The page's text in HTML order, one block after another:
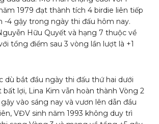
1979 đạt thành tích 4 birdie liên tiếp
-4 gậy trong ngày thi đấu hôm nay.
Hữu Quyết và hạng 7 thuộc về
tổng điểm sau 3 vòng lần lượt là +1
dù bắt đầu ngày thi đấu thứ hai dưới
lợi, Lina Kim vẫn hoàn thành Vòng 2
vào sáng nay và vươn lên dẫn đầu
VĐV sinh năm 1993 không duy trì